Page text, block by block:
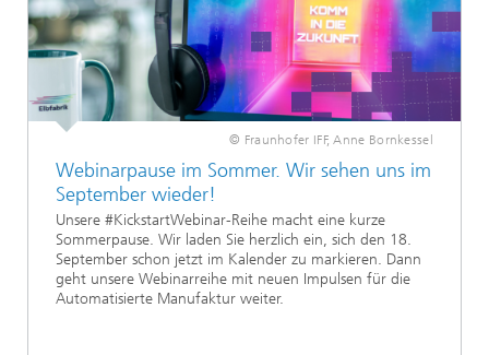
© Fraunhofer IFF, Anne Bornkessel
Webinarpause im Sommer. Wir sehen uns im
September wieder!
Unsere #KickstartWebinar-Reihe macht eine kurze
Sommerpause. Wir laden Sie herzlich ein, sich den 18.
September schon jetzt im Kalender zu markieren. Dann
geht unsere Webinarreihe mit neuen Impulsen für die
Automatisierte Manufaktur weiter.